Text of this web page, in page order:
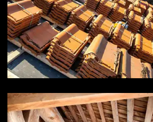
Rénovation de toiture 73
Savoie